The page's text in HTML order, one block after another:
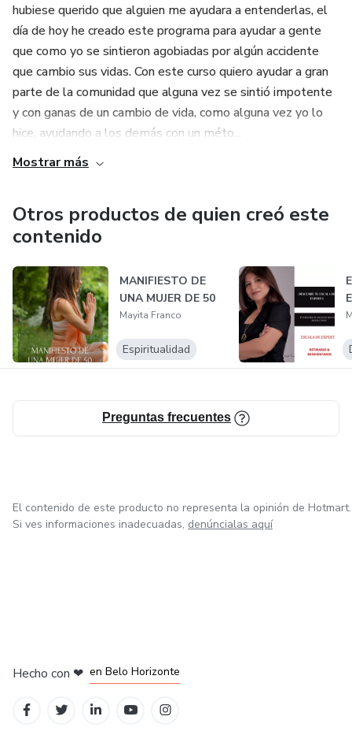
hubiese querido que alguien me ayudara a entenderlas, el
día de hoy he creado este programa para ayudar a gente
que como yo se sintieron agobiadas por algún accidente
que cambio sus vidas. Con este curso quiero ayudar a gran
parte de la comunidad que alguna vez se sintió impotente
y con ganas de un cambio de vida, como alguna vez yo lo
hice, ayudando a los demás con un méto...
Mostrar más
Otros productos de quien creó este
contenido
MANIFIESTO DE
UNA MUJER DE 50
Mayita Franco
Espiritualidad
Preguntas frecuentes
El contenido de este producto no representa la opinión de Hotmart.
Si ves informaciones inadecuadas, denúncialas aquí
Hecho con ❤ en Belo Horizonte